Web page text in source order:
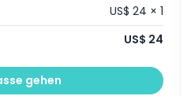
US$ 24 × 1
US$ 24
gehen